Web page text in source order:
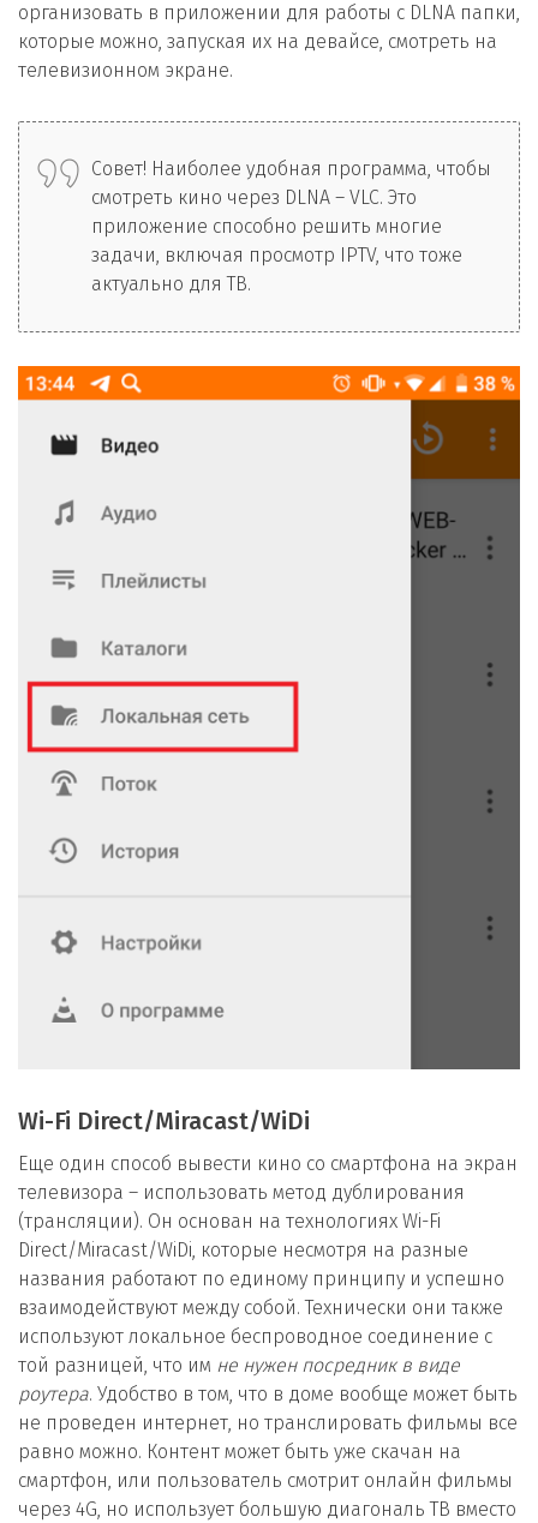
организовать в приложении для работы с DLNA папки,
которые можно, запуская их на девайсе, смотреть на
телевизионном экране.
Совет! Наиболее удобная программа, чтобы
смотреть кино через DLNA – VLC. Это
приложение способно решить многие
задачи, включая просмотр IPTV, что тоже
актуально для ТВ.
Wi-Fi Direct/Miracast/WiDi
Еще один способ вывести кино со смартфона на экран
телевизора – использовать метод дублирования
(трансляции). Он основан на технологиях Wi-Fi
Direct/Miracast/WiDi, которые несмотря на разные
названия работают по единому принципу и успешно
взаимодействуют между собой. Технически они также
используют локальное беспроводное соединение с
той разницей, что им не нужен посредник в виде
роутера. Удобство в том, что в доме вообще может быть
не проведен интернет, но транслировать фильмы все
равно можно. Контент может быть уже скачан на
смартфон, или пользователь смотрит онлайн фильмы
через 4G, но использует большую диагональ ТВ вместо